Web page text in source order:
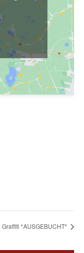
Graffiti *AUSGEBUCHT*